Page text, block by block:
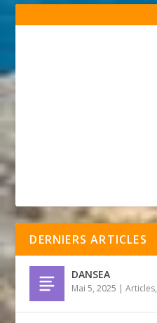
DERNIERS ARTICLES
DANSEA
Mai 5, 2025 |Articles,